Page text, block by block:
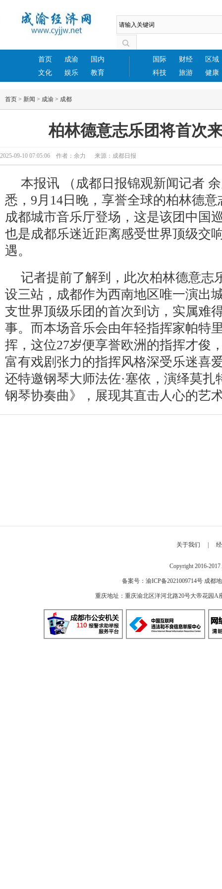
首页 成渝
国内
文化
娱乐 教育
国际 财经
区域
科技
旅游 健康
首页 > 新闻 > 成渝 > 成都
柏林德意志乐团将首次
2025-09-10 07:05:06 作者：余力 来源：成都日报
本报讯 （成都日报锦观新闻记者
悉，9月14日晚，享誉全球的柏林德
成都城市音乐厅登场，这是该团中国
也是成都乐迷近距离感受世界顶级交
遇。
记者提前了解到，此次柏林德意志
设三站，成都作为西南地区唯一演出
支世界顶级乐团的首次到访，实属难
事。而本场音乐会由年轻指挥家帕特
挥，这位27岁便享誉欧洲的指挥才俊
富有戏剧张力的指挥风格深受乐迷喜
还特邀钢琴大师法佐·塞依，演绎莫扎
钢琴协奏曲》，展现其直击人心的艺
关于我们
Copyright 2016-
备案号： 渝ICP备2021009714号 成都
重庆地址：重庆渝北区洋河北路20号大帝花园A